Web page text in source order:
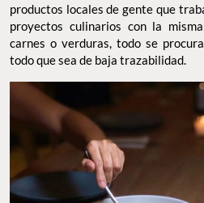
productos locales de gente que
proyectos culinarios con la
carnes o verduras, todo se
todo que sea de baja trazabilidad.